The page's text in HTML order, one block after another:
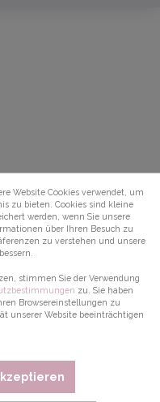
Website Cookies verwendet, um
zu bieten. Cookies sind kleine
werden, wenn Sie unsere
über Ihren Besuch zu
zu verstehen und unsere
stimmen Sie der Verwendung
zu. Sie haben
Browsereinstellungen zu
unserer Website beeinträchtigen